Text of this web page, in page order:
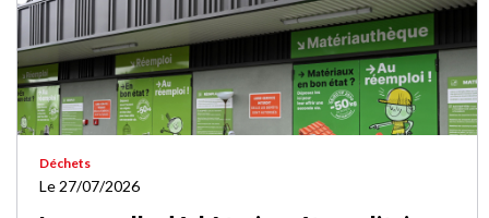
Déchets
Le 27/07/2026